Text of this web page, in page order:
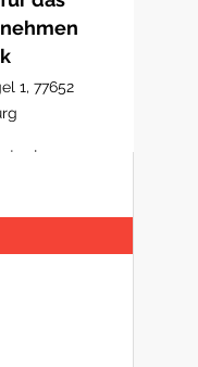
1, 77652
Lage